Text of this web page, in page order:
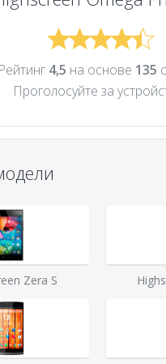
Рейтинг 4,5 на основе 135
Проголосуйте за
Zera S